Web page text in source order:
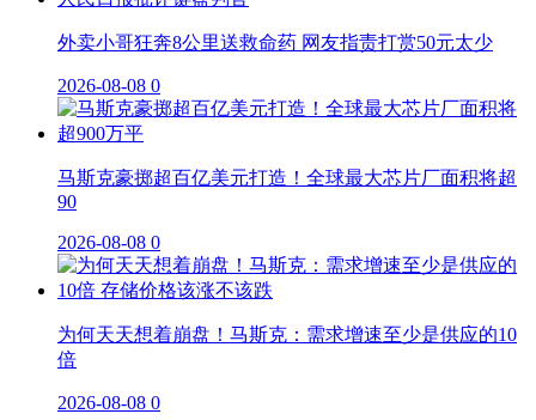
外卖小哥狂奔8公里送救命药 网友指责打赏50元太少
2026-08-08 0
马斯克豪掷超百亿美元打造！全球最大芯片厂面积将超
90
2026-08-08 0
为何天天想着崩盘！马斯克：需求增速至少是供应的10
倍
2026-08-08 0